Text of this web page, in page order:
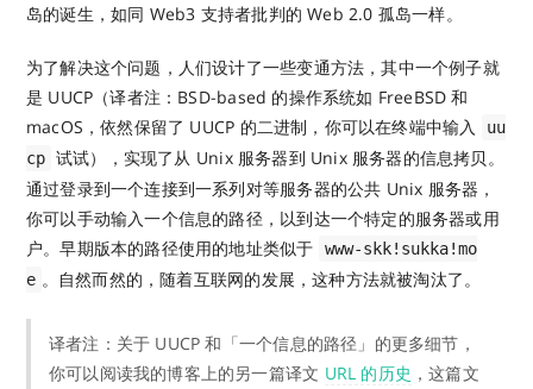
岛的诞生，如同 Web3 支持者批判的 Web 2.0 孤岛一样。
为了解决这个问题，人们设计了一些变通方法，其中一个例子就
是 UUCP（译者注：BSD-based 的操作系统如 FreeBSD 和
macOS，依然保留了 UUCP 的二进制，你可以在终端中输入
uu
cp 试试），实现了从 Unix 服务器到 Unix 服务器的信息拷贝。
通过登录到一个连接到一系列对等服务器的公共 Unix 服务器，
你可以手动输入一个信息的路径，以到达一个特定的服务器或用
户。早期版本的路径使用的地址类似于
www-skk!sukka!mo
e 。自然而然的，随着互联网的发展，这种方法就被淘汰了。
译者注：关于 UUCP 和「一个信息的路径」的更多细节，
你可以阅读我的博客上的另一篇译文 URL 的历史 ，这篇文